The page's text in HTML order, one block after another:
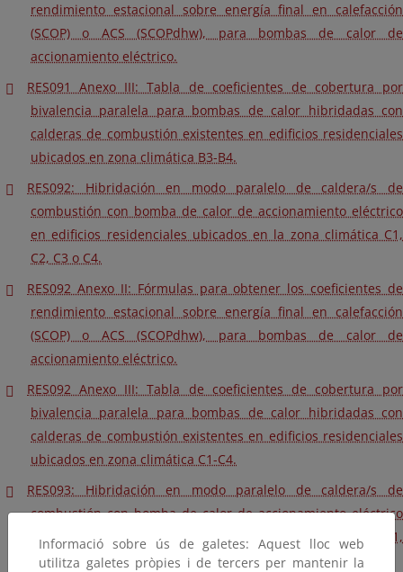
rendimiento estacional sobre energía final en calefacción
(SCOP) o ACS (SCOPdhw), para bombas de calor de
accionamiento eléctrico.
RES091 Anexo III: Tabla de coeficientes de cobertura por
bivalencia paralela para bombas de calor hibridadas con
calderas de combustión existentes en edificios residenciales
ubicados en zona climática B3-B4.
RES092: Hibridación en modo paralelo de caldera/s de
combustión con bomba de calor de accionamiento eléctrico
en edificios residenciales ubicados en la zona climática C1,
C2, C3 o C4.
RES092 Anexo II: Fórmulas para obtener los coeficientes de
rendimiento estacional sobre energía final en calefacción
(SCOP) o ACS (SCOPdhw), para bombas de calor de
accionamiento eléctrico.
RES092 Anexo III: Tabla de coeficientes de cobertura por
bivalencia paralela para bombas de calor hibridadas con
calderas de combustión existentes en edificios residenciales
ubicados en zona climática C1-C4.
RES093: Hibridación en modo paralelo de caldera/s de
combustión con bomba de calor de accionamiento eléctrico
en edificios residenciales ubicados en la zona climática D1,
D2 o D3.
Informació sobre ús de galetes: Aquest lloc web
utilitza galetes pròpies i de tercers per mantenir la